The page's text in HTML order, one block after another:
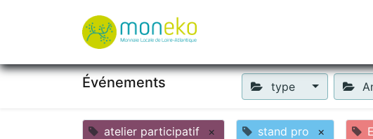
Événements type
atelier participatif × stand pro ×